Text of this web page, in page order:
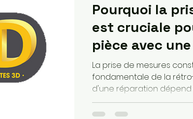
Pourquoi la
est cruciale
pièce avec
?
La prise de mesures
fondamentale de la
d'une réparation
géométrique entre la
logement d'origine. En